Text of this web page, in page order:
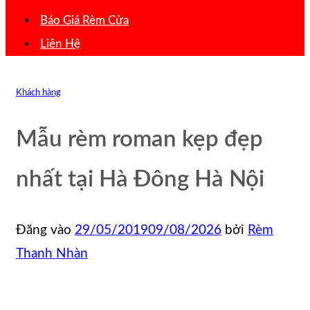
Báo Giá Rèm Cửa
Liên Hệ
Khách hàng
Mẫu rèm roman kẹp đẹp
nhất tại Hà Đông Hà Nội
Đăng vào 29/05/201909/08/2026 bởi Rèm
Thanh Nhàn